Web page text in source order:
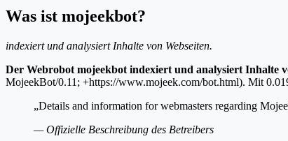
Was ist mojeekbot?
indexiert und analysiert Inhalte von Webseiten.
Der Webrobot mojeekbot indexiert und analysiert Inhalte
MojeekBot/0.11; +https://www.mojeek.com/bot.html). Mit
„Details and information for webmasters regarding
— Offizielle Beschreibung des Betreibers